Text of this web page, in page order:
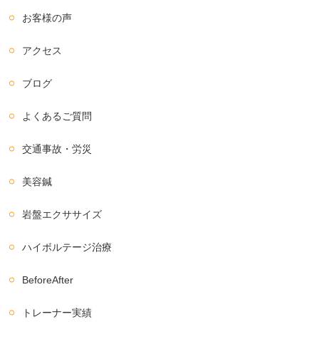
お客様の声
アクセス
ブログ
よくあるご質問
交通事故・労災
美容鍼
岩盤エクササイズ
ハイボルテージ治療
BeforeAfter
トレーナー実績